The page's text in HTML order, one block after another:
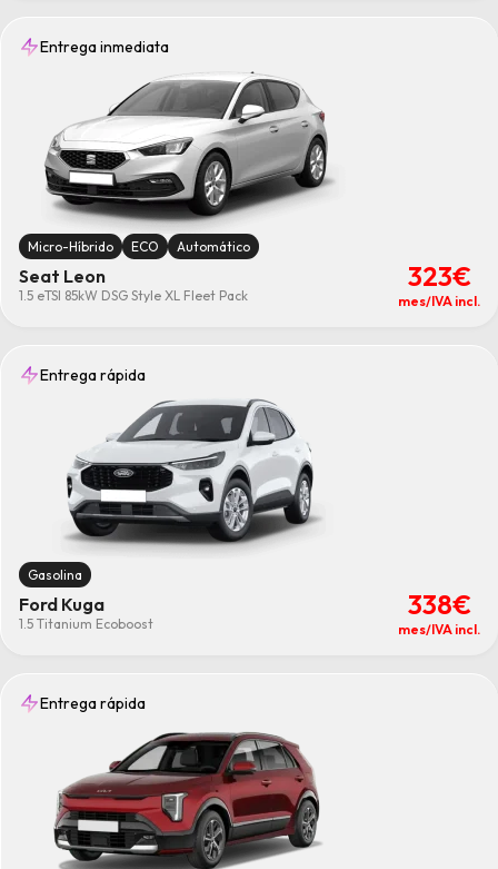
Entrega inmediata
Micro-Híbrido ECO Automático
Seat Leon
1.5 eTSI 85kW DSG Style XL Fleet Pack
323€
mes/IVA incl.
Entrega rápida
Gasolina
Ford Kuga
1.5 Titanium Ecoboost
338€
mes/IVA incl.
Entrega rápida